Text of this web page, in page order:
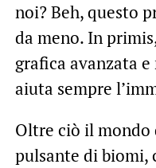
noi? Beh, questo
da meno. In
grafica avanzata
aiuta sempre
Oltre ciò il mondo
pulsante di biomi,